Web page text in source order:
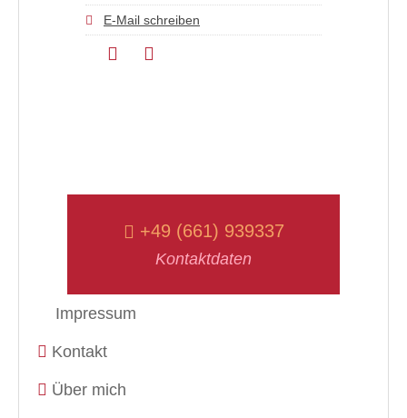
E-Mail schreiben
+49 (661) 939337
Kontaktdaten
Impressum
Kontakt
Über mich